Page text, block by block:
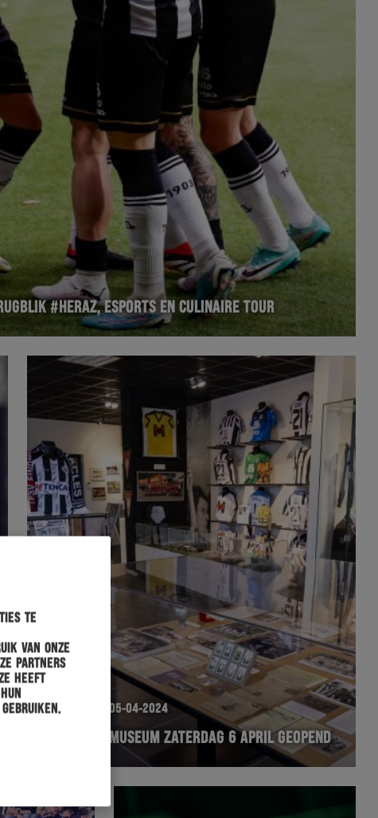
te
van onze
partners
heeft
#HERAZ, ESPORTS EN CULINAIRE TOUR
HERACLES 05-04-2024
HERACLES MUSEUM ZATERDAG 6 APRIL GEOPEND